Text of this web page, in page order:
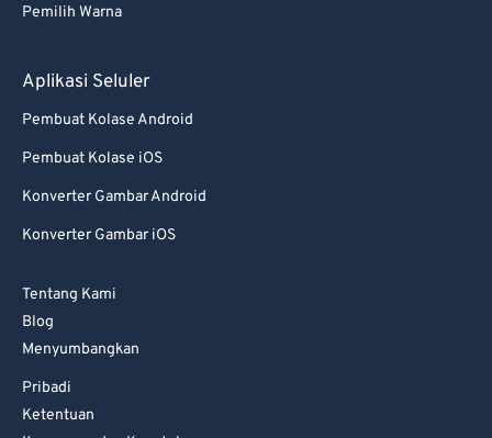
Pemilih Warna
Aplikasi Seluler
Pembuat Kolase Android
Pembuat Kolase iOS
Konverter Gambar Android
Konverter Gambar iOS
Tentang Kami
Blog
Menyumbangkan
Pribadi
Ketentuan